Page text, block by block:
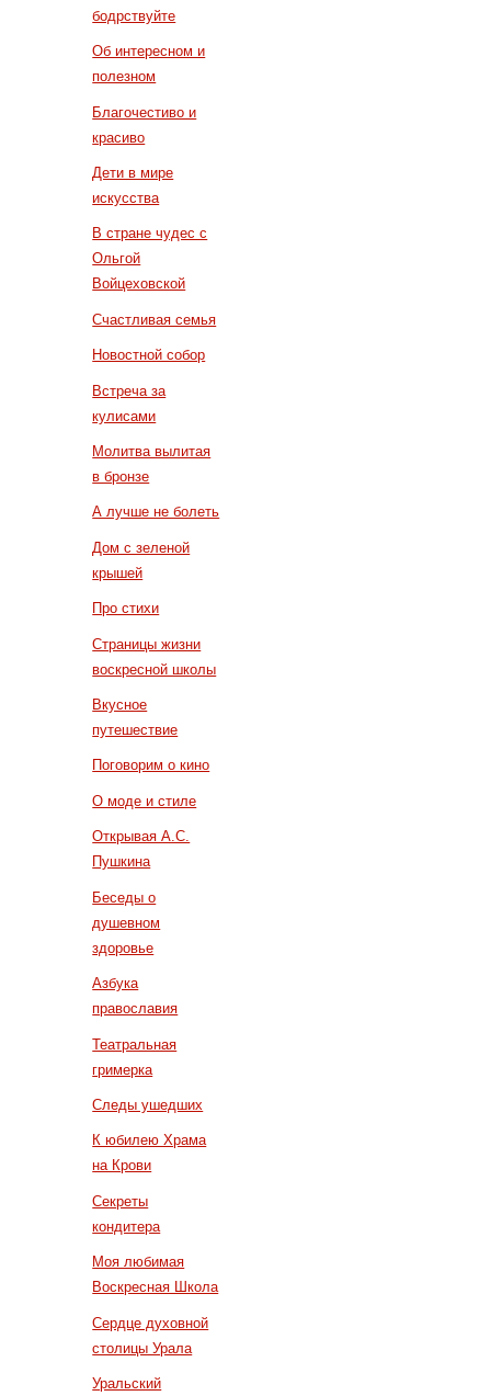
бодрствуйте
Об интересном и
полезном
Благочестиво и
красиво
Дети в мире
искусства
В стране чудес с
Ольгой
Войцеховской
Счастливая семья
Новостной собор
Встреча за
кулисами
Молитва вылитая
в бронзе
А лучше не болеть
Дом с зеленой
крышей
Про стихи
Страницы жизни
воскресной школы
Вкусное
путешествие
Поговорим о кино
О моде и стиле
Открывая А.С.
Пушкина
Беседы о
душевном
здоровье
Азбука
православия
Театральная
гримерка
Следы ушедших
К юбилею Храма
на Крови
Секреты
кондитера
Моя любимая
Воскресная Школа
Сердце духовной
столицы Урала
Уральский